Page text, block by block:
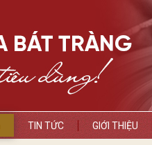
TIN TỨC GIỚI THIỆU